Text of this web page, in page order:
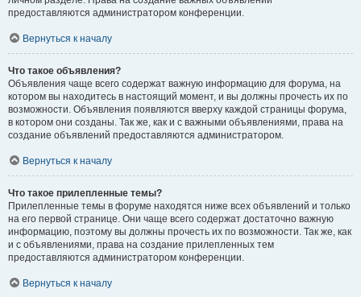
предоставляются администратором конференции.
Вернуться к началу
Что такое объявления?
Объявления чаще всего содержат важную информацию для форума, на
котором вы находитесь в настоящий момент, и вы должны прочесть их по
возможности. Объявления появляются вверху каждой страницы форума,
в котором они созданы. Так же, как и с важными объявлениями, права на
создание объявлений предоставляются администратором.
Вернуться к началу
Что такое прилепленные темы?
Прилепленные темы в форуме находятся ниже всех объявлений и только
на его первой странице. Они чаще всего содержат достаточно важную
информацию, поэтому вы должны прочесть их по возможности. Так же, как
и с объявлениями, права на создание прилепленных тем
предоставляются администратором конференции.
Вернуться к началу